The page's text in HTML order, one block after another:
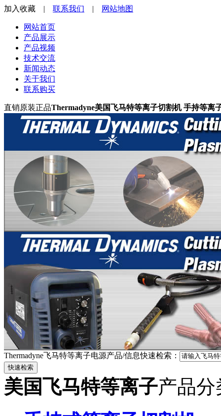
加入收藏 | 联系我们 | 网站地图
网站首页
产品展示
产品视频
技术交流
新闻动态
关于我们
联系购买
直销原装正品Thermadyne美国飞马特等离子切割机 手持等离
Thermadyne飞马特等离子电源产品/信息快速检索：
美国飞马特等离子产品分